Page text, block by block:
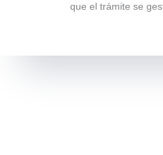
que el trámite se